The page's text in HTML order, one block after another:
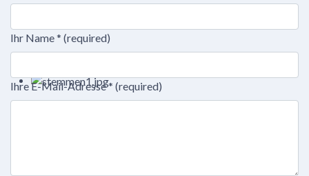
Ihr Name* (required)
Ihre E-Mail-Adresse* (required)